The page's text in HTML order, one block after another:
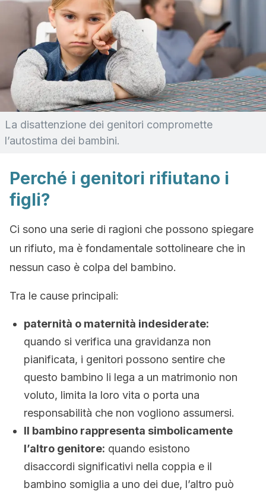
La disattenzione dei genitori compromette
l’autostima dei bambini.
Perché i genitori rifiutano i
figli?
Ci sono una serie di ragioni che possono spiegare
un rifiuto, ma è fondamentale sottolineare che in
nessun caso è colpa del bambino.
Tra le cause principali:
paternità o maternità indesiderate:
quando si verifica una gravidanza non
pianificata, i genitori possono sentire che
questo bambino li lega a un matrimonio non
voluto, limita la loro vita o porta una
responsabilità che non vogliono assumersi.
Il bambino rappresenta simbolicamente
l’altro genitore: quando esistono
disaccordi significativi nella coppia e il
bambino somiglia a uno dei due, l’altro può